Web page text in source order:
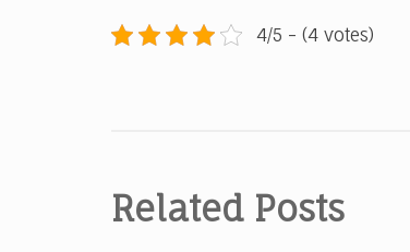
4/5 - (4 votes)
Related Posts